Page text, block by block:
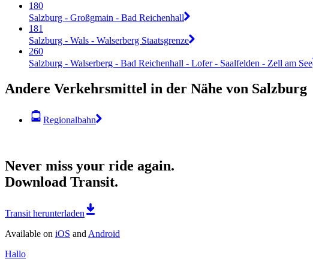
180
Salzburg - Großgmain - Bad Reichenhall
181
Salzburg - Wals - Walserberg Staatsgrenze
260
Salzburg - Walserberg - Bad Reichenhall - Lofer - Saalfelden - Zell am See
Andere Verkehrsmittel in der Nähe von Salzburg
Regionalbahn
Never miss your ride again.
Download Transit.
Transit herunterladen
Available on iOS and Android
Hallo